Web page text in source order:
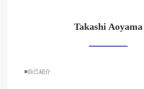
Takashi Aoyama
■自己紹介